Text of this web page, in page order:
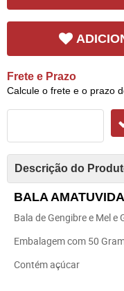
Frete e Prazo
Calcule o frete e o prazo
Descrição do
BALA
Bala de Gengibre e Mel e
Embalagem com 50
Contém açúcar